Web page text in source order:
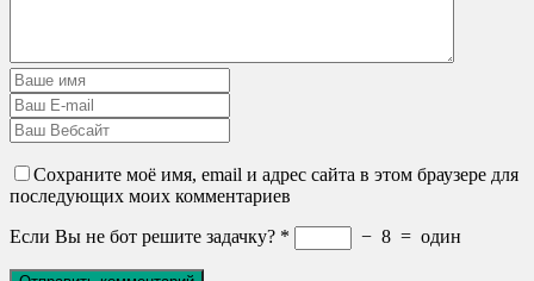
Сохраните моё имя, email и адрес сайта в этом браузере для
последующих моих комментариев
Если Вы не бот решите задачку? * − 8 = один